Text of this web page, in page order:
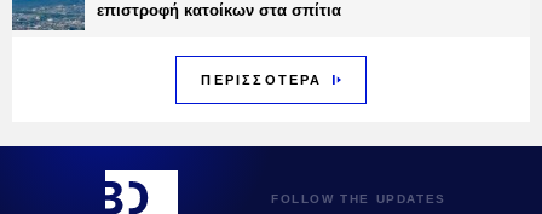
επιστροφή κατοίκων στα σπίτια
ΠΕΡΙΣΣΟΤΕΡΑ
FOLLOW THE UPDATES